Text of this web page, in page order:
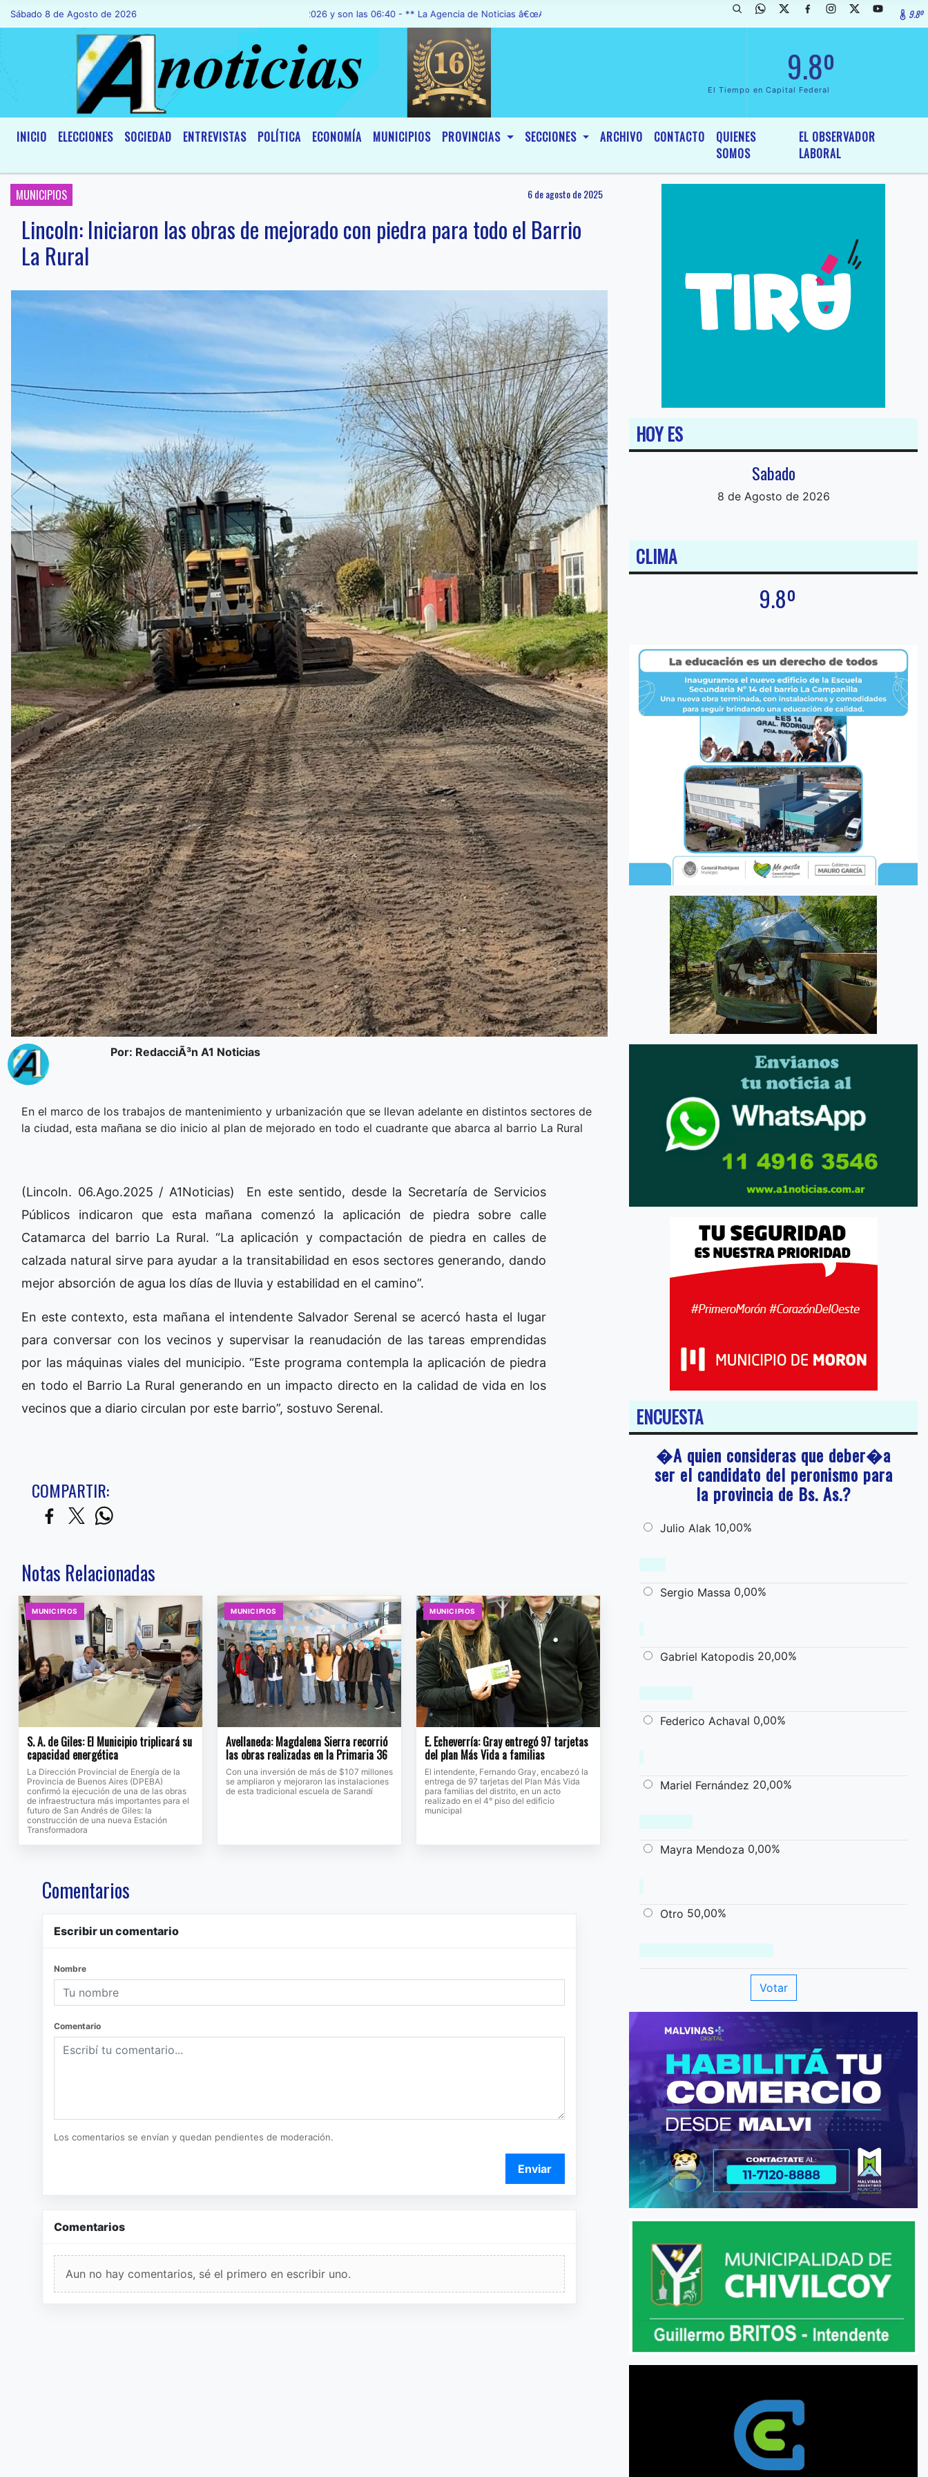
Sábado 8 de Agosto de 2026Hoy es Sábado 8 de Agosto de 2026 y son las 06:40 - ** La Agencia de Noticias â€œA1 Noticiasâ€, fue declarada de InterÃ©s General y Legislativo, por Ordenanza NÂº 6236/19 del 9.8º
9.8º
El Tiempo en Capital Federal
INICIO ELECCIONES SOCIEDAD ENTREVISTAS POLÍTICA ECONOMÍA MUNICIPIOS PROVINCIAS SECCIONES ARCHIVO CONTACTO
QUIENES
SOMOS
EL OBSERVADOR
LABORAL
MUNICIPIOS 6 de agosto de 2025
Lincoln: Iniciaron las obras de mejorado con piedra para todo el Barrio
La Rural
Por: RedacciÃ³n A1 Noticias
En el marco de los trabajos de mantenimiento y urbanización que se llevan adelante en distintos sectores de
la ciudad, esta mañana se dio inicio al plan de mejorado en todo el cuadrante que abarca al barrio La Rural
(Lincoln. 06.Ago.2025 / A1Noticias) En este sentido, desde la Secretaría de Servicios
Públicos indicaron que esta mañana comenzó la aplicación de piedra sobre calle
Catamarca del barrio La Rural. “La aplicación y compactación de piedra en calles de
calzada natural sirve para ayudar a la transitabilidad en esos sectores generando, dando
mejor absorción de agua los días de lluvia y estabilidad en el camino”.
En este contexto, esta mañana el intendente Salvador Serenal se acercó hasta el lugar
para conversar con los vecinos y supervisar la reanudación de las tareas emprendidas
por las máquinas viales del municipio. “Este programa contempla la aplicación de piedra
en todo el Barrio La Rural generando en un impacto directo en la calidad de vida en los
vecinos que a diario circulan por este barrio”, sostuvo Serenal.
COMPARTIR:
Notas Relacionadas
MUNICIPIOS
S. A. de Giles: El Municipio triplicará su
capacidad energética
La Dirección Provincial de Energía de la
Provincia de Buenos Aires (DPEBA)
confirmó la ejecución de una de las obras
de infraestructura más importantes para el
futuro de San Andrés de Giles: la
construcción de una nueva Estación
Transformadora
MUNICIPIOS
Avellaneda: Magdalena Sierra recorrió
las obras realizadas en la Primaria 36
Con una inversión de más de $107 millones
se ampliaron y mejoraron las instalaciones
de esta tradicional escuela de Sarandí
MUNICIPIOS
E. Echeverría: Gray entregó 97 tarjetas
del plan Más Vida a familias
El intendente, Fernando Gray, encabezó la
entrega de 97 tarjetas del Plan Más Vida
para familias del distrito, en un acto
realizado en el 4° piso del edificio
municipal
Comentarios
Escribir un comentario
Nombre
Comentario
Los comentarios se envían y quedan pendientes de moderación.
Enviar
Comentarios
Aun no hay comentarios, sé el primero en escribir uno.
HOY ES
Sabado
8 de Agosto de 2026
CLIMA
9.8º
ENCUESTA
�A quien consideras que deber�a
ser el candidato del peronismo para
la provincia de Bs. As.?
Julio Alak 10,00%
Sergio Massa 0,00%
Gabriel Katopodis 20,00%
Federico Achaval 0,00%
Mariel Fernández 20,00%
Mayra Mendoza 0,00%
Otro 50,00%